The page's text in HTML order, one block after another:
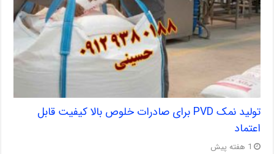
تولید نمک PVD برای صادرات خلوص بالا کیفیت قابل
اعتماد
1 هفته پیش